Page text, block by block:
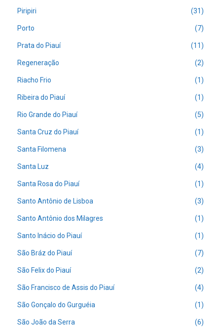
Piripiri (31)
Porto (7)
Prata do Piauí (11)
Regeneração (2)
Riacho Frio (1)
Ribeira do Piauí (1)
Rio Grande do Piauí (5)
Santa Cruz do Piauí (1)
Santa Filomena (3)
Santa Luz (4)
Santa Rosa do Piauí (1)
Santo Antônio de Lisboa (3)
Santo Antônio dos Milagres (1)
Santo Inácio do Piauí (1)
São Bráz do Piauí (7)
São Felix do Piauí (2)
São Francisco de Assis do Piauí (4)
São Gonçalo do Gurguéia (1)
São João da Serra (6)